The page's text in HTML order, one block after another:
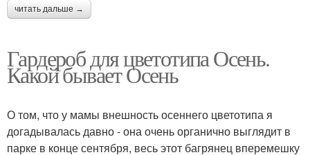
читать дальше →
Гардероб для цветотипа Осень.
Какой бывает Осень
О том, что у мамы внешность осеннего цветотипа я
догадывалась давно - она очень органично выглядит в
парке в конце сентября, весь этот багрянец вперемешку